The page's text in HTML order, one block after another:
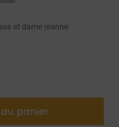
et dame jeanne
panier